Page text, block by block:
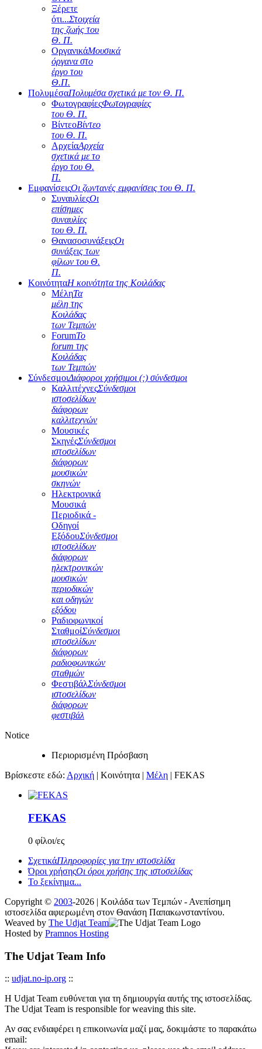
Ξέρετε
ότι...Στοιχεία
της ζωής του
Θ. Π.
ΟργανικάΜουσικά
όργανα στο
έργο του
Θ.Π.
ΠολυμέσαΠολυμέσα σχετικά με τον Θ. Π.
ΦωτογραφίεςΦωτογραφίες
του Θ. Π.
ΒίντεοΒίντεο
του Θ. Π.
ΑρχείαΑρχεία
σχετικά με το
έργο του Θ.
Π.
ΕμφανίσειςΟι ζωντανές εμφανίσεις του Θ. Π.
ΣυναυλίεςΟι
επίσημες
συναυλίες
του Θ. Π.
ΘανασοσυνάξειςΟι
συνάξεις των
φίλων του Θ.
Π.
ΚοινότηταΗ κοινότητα της Κοιλάδας
ΜέληΤα
μέλη της
Κοιλάδας
των Τεμπών
ForumΤο
forum της
Κοιλάδας
των Τεμπών
ΣύνδεσμοιΔιάφοροι χρήσιμοι (;) σύνδεσμοι
ΚαλλιτέχνεςΣύνδεσμοι
ιστοσελίδων
διάφορων
καλλιτεχνών
Μουσικές
ΣκηνέςΣύνδεσμοι
ιστοσελίδων
διάφορων
μουσικών
σκηνών
Ηλεκτρονικά
Μουσικά
Περιοδικά -
Οδηγοί
ΕξόδουΣύνδεσμοι
ιστοσελίδων
διάφορων
ηλεκτρονικών
μουσικών
περιοδικών
και οδηγών
εξόδου
Ραδιοφωνικοί
ΣταθμοίΣύνδεσμοι
ιστοσελίδων
διάφορων
ραδιοφωνικών
σταθμών
ΦεστιβάλΣύνδεσμοι
ιστοσελίδων
διάφορων
φεστιβάλ
Notice
Περιορισμένη Πρόσβαση
Βρίσκεστε εδώ: Αρχική | Κοινότητα | Μέλη | FEKAS
FEKAS
0 φίλοι/ες
ΣχετικάΠληροφορίες για την ιστοσελίδα
Όροι χρήσηςΟι όροι χρήσης της ιστοσελίδας
Το ξεκίνημα...
Copyright © 2003-2026 | Κοιλάδα των Τεμπών - Ανεπίσημη
ιστοσελίδα αφιερωμένη στον Θανάση Παπακωνσταντίνου.
Weaved by The Udjat Team
Hosted by Pramnos Hosting
The Udjat Team Info
:: udjat.no-ip.org ::
Η Udjat Team ευθύνεται για τη δημιουργία αυτής της ιστοσελίδας.
The Udjat Team is responsible for weaving this site.
Αν σας ενδιαφέρει η επικοινωνία μαζί μας, δοκιμάστε το παρακάτω
email: